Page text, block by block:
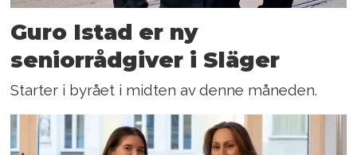
Guro Istad er ny
seniorrådgiver i Släger
Starter i byrået i midten av denne måneden.